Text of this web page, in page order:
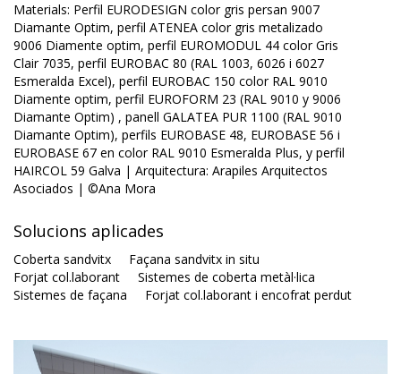
Materials: Perfil EURODESIGN color gris persan 9007
Diamante Optim, perfil ATENEA color gris metalizado
9006 Diamente optim, perfil EUROMODUL 44 color Gris
Clair 7035, perfil EUROBAC 80 (RAL 1003, 6026 i 6027
Esmeralda Excel), perfil EUROBAC 150 color RAL 9010
Diamente optim, perfil EUROFORM 23 (RAL 9010 y 9006
Diamante Optim) , panell GALATEA PUR 1100 (RAL 9010
Diamante Optim), perfils EUROBASE 48, EUROBASE 56 i
EUROBASE 67 en color RAL 9010 Esmeralda Plus, y perfil
HAIRCOL 59 Galva | Arquitectura: Arapiles Arquitectos
Asociados | ©Ana Mora
Solucions aplicades
Coberta sandvitx
Façana sandvitx in situ
Forjat col.laborant
Sistemes de coberta metàl·lica
Sistemes de façana
Forjat col.laborant i encofrat perdut